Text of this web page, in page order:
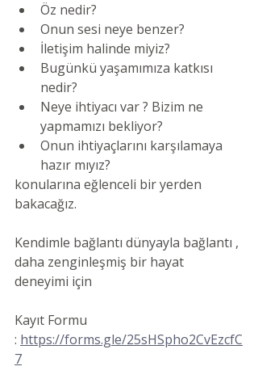
Öz nedir?
Onun sesi neye benzer?
İletişim halinde miyiz?
Bugünkü yaşamımıza katkısı
nedir?
Neye ihtiyacı var ? Bizim ne
yapmamızı bekliyor?
Onun ihtiyaçlarını karşılamaya
hazır mıyız?
konularına eğlenceli bir yerden
bakacağız.
Kendimle bağlantı dünyayla bağlantı ,
daha zenginleşmiş bir hayat
deneyimi için
Kayıt Formu
: https://forms.gle/25sHSpho2CvEzcfC
7